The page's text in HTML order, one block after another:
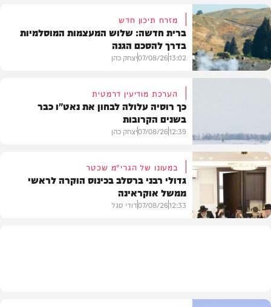
מזרח תיכון חדש
ברית חדשה: שלוש המעצמות המוסלמיות
בדרך להסכם הגנה
13:02
07/08/26יצחק כהן
הערכת מודיעין דרמטית
כך רוסיה עלולה לבחון את נאט"ו כבר
בשנים הקרובות
12:39
07/08/26יצחק כהן
במעונו של הגרי"מ שכטר
גדולי רבני ברסלב בכינוס הוקרה לראשי
ממשל אוקראינה
12:33
07/08/26דודי סגל